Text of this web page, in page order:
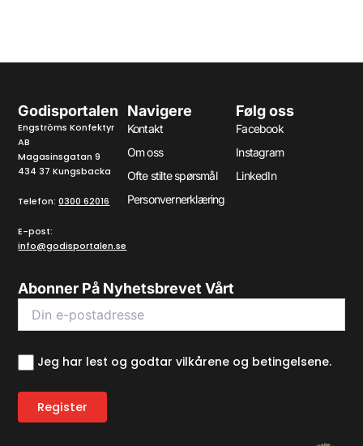
Godisportalen
Engströms Konfektyr
AB
Magasinsgatan 9
434 37 Kungsbacka
Telefon:0300 62016
E-post:
info@godisportalen.se
Navigere
Kontakt
Om oss
Ofte stilte spørsmål
Personvernerklæring
Følg oss
Facebook
Instagram
LinkedIn
Abonner På Nyhetsbrevet Vårt
Jeg har lest og godtar vilkårene og betingelsene.